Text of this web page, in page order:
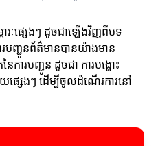
ារៈផ្សេងៗ ដូចជាឡើងវិញពីបទ
របញ្ជូនព័ត៌មានបានយ៉ាងមាន
ៃការបញ្ជូន ដូចជា ការបង្ហោះ
ផ្សេងៗ ដើម្បីចូលដំណើរការនៅ